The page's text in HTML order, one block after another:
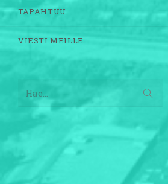
TAPAHTUU
VIESTI MEILLE
Hae...
haku